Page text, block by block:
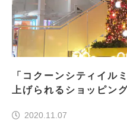
「コクーンシティイル
上げられるショッピン
2020.11.07